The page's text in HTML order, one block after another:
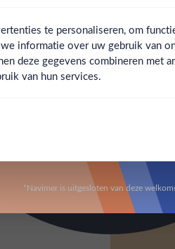
Ben jij 18 jaar of
rabarber.
te personaliseren, om
informatie over uw gebruik van
deze gegevens combineren met
van hun services.
Claim mijn korting
*Navimer is uitgesloten van deze